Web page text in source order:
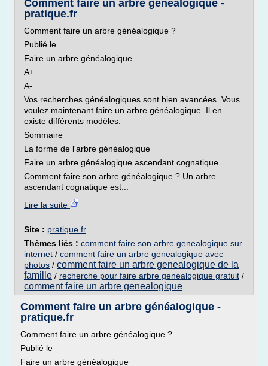
Comment faire un arbre généalogique -
pratique.fr
Comment faire un arbre généalogique ?
Publié le
Faire un arbre généalogique
A+
A-
Vos recherches généalogiques sont bien avancées. Vous
voulez maintenant faire un arbre généalogique. Il en
existe différents modèles.
Sommaire
La forme de l'arbre généalogique
Faire un arbre généalogique ascendant cognatique
Comment faire son arbre généalogique ? Un arbre
ascendant cognatique est...
Lire la suite
Site : pratique.fr
Thèmes liés : comment faire son arbre genealogique sur
internet / comment faire un arbre genealogique avec
photos / comment faire un arbre genealogique de la
famille / recherche pour faire arbre genealogique gratuit /
comment faire un arbre genealogique
Comment faire un arbre généalogique -
pratique.fr
Comment faire un arbre généalogique ?
Publié le
Faire un arbre généalogique